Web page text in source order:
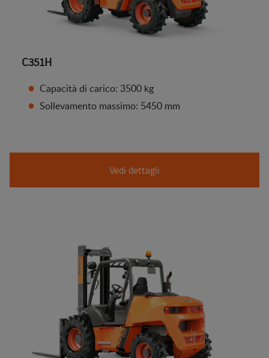
C351H
Capacità di carico: 3500 kg
Sollevamento massimo: 5450 mm
Vedi dettagli